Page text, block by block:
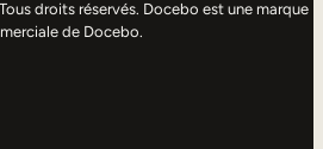
droits réservés. Docebo est une marque
de Docebo.